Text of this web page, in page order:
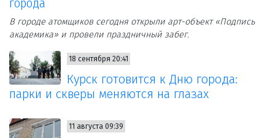
В городе атомщиков сегодня открыли арт-объект «Подпись
академика» и провели праздничный забег.
18 сентября 20:41
Курск готовится к Дню города:
парки и скверы меняются на глазах
11 августа 09:39